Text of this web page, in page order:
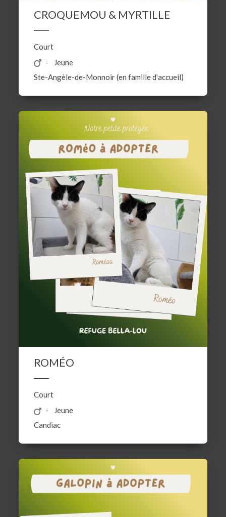
CROQUEMOU & MYRTILLE
Court
Jeune
Ste-Angèle-de-Monnoir (en famille d'accueil)
ROMÉO
Court
Jeune
Candiac